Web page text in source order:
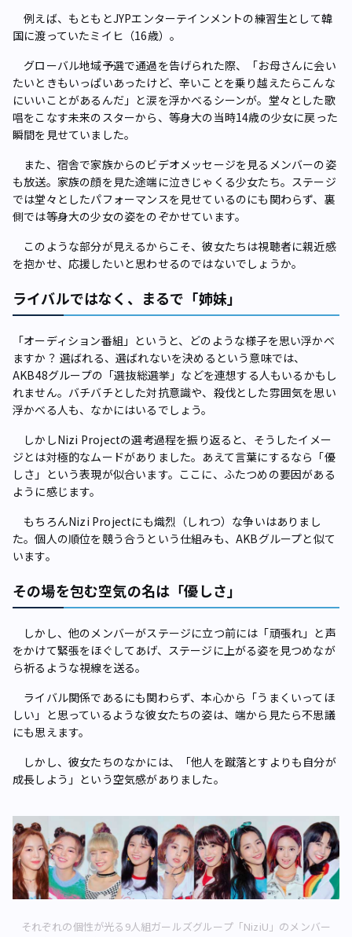
例えば、もともとJYPエンターテインメントの練習生として韓
国に渡っていたミイヒ（16歳）。
グローバル地域予選で通過を告げられた際、「お母さんに会い
たいときもいっぱいあったけど、辛いことを乗り越えたらこんな
にいいことがあるんだ」と涙を浮かべるシーンが。堂々とした歌
唱をこなす未来のスターから、等身大の当時14歳の少女に戻った
瞬間を見せていました。
また、宿舎で家族からのビデオメッセージを見るメンバーの姿
も放送。家族の顔を見た途端に泣きじゃくる少女たち。ステージ
では堂々としたパフォーマンスを見せているのにも関わらず、裏
側では等身大の少女の姿をのぞかせています。
このような部分が見えるからこそ、彼女たちは視聴者に親近感
を抱かせ、応援したいと思わせるのではないでしょうか。
ライバルではなく、まるで「姉妹」
「オーディション番組」というと、どのような様子を思い浮かべ
ますか？ 選ばれる、選ばれないを決めるという意味では、
AKB48グループの「選抜総選挙」などを連想する人もいるかもし
れません。バチバチとした対抗意識や、殺伐とした雰囲気を思い
浮かべる人も、なかにはいるでしょう。
しかしNizi Projectの選考過程を振り返ると、そうしたイメー
ジとは対極的なムードがありました。あえて言葉にするなら「優
しさ」という表現が似合います。ここに、ふたつめの要因がある
ように感じます。
もちろんNizi Projectにも熾烈（しれつ）な争いはありまし
た。個人の順位を競う合うという仕組みも、AKBグループと似て
います。
その場を包む空気の名は「優しさ」
しかし、他のメンバーがステージに立つ前には「頑張れ」と声
をかけて緊張をほぐしてあげ、ステージに上がる姿を見つめなが
ら祈るような視線を送る。
ライバル関係であるにも関わらず、本心から「うまくいってほ
しい」と思っているような彼女たちの姿は、端から見たら不思議
にも思えます。
しかし、彼女たちのなかには、「他人を蹴落とすよりも自分が
成長しよう」という空気感がありました。
それぞれの個性が光る9人組ガールズグループ「NiziU」のメンバー